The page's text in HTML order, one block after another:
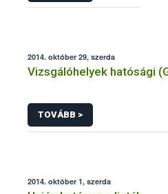
2014. október 29, szerda
Vizsgálóhelyek hatósági
TOVÁBB >
2014. október 1, szerda